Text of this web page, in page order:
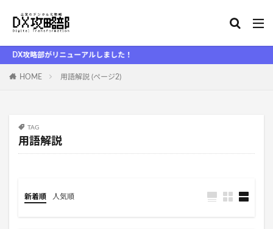
略部がリニューアルしました！
HOME 用語解説 (ページ2)
TAG
用語解説
新着順 人気順